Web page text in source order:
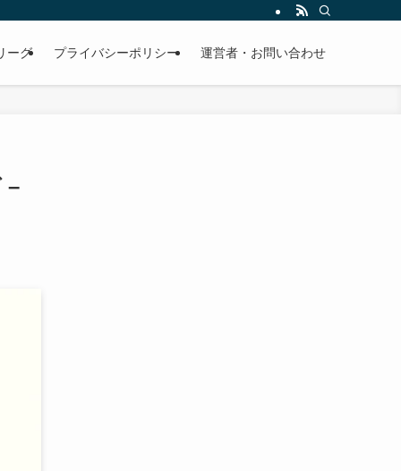
ーグ プライバシーポリシー 運営者・お問い合わせ
–